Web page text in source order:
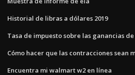
Historial de libras a dólares 2019
Tasa de impuesto sobre las ganancias
Cómo hacer que las contracciones sean
Encuentra mi walmart w2 en línea